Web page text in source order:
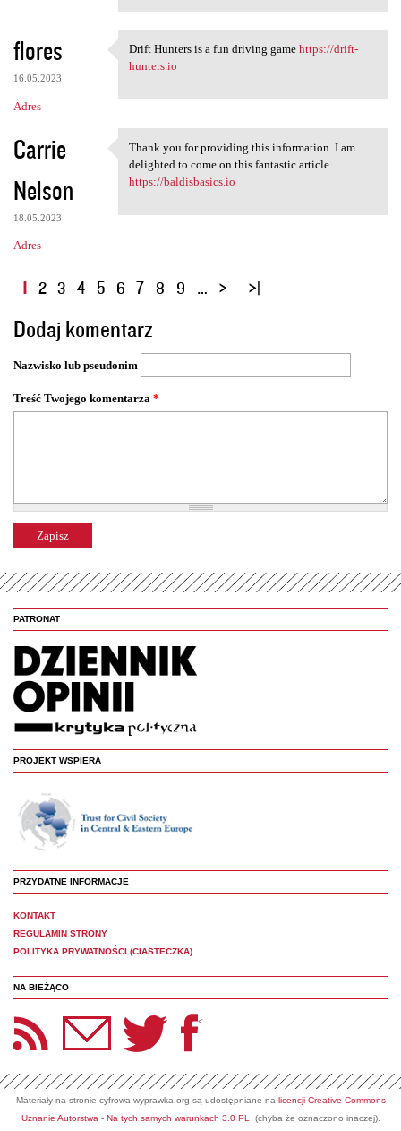
flores
16.05.2023
Adres
Drift Hunters is a fun
Drift Hunters is a fun driving game https://drift-
hunters.io
Carrie
Nelson
18.05.2023
Adres
Thank you for providing this
Thank you for providing this information. I am
delighted to come on this fantastic article.
https://baldisbasics.io
S
r
o
n
y
1 2 3 4 5 6 7 8 9 …
Dodaj komentarz
Nazwisko lub pseudonim
Treść Twojego komentarza *
PATRONAT
PROJEKT WSPIERA
PRZYDATNE INFORMACJE
KONTAKT
REGULAMIN STRONY
POLITYKA PRYWATNOŚCI (CIASTECZKA)
NA BIEŻĄCO
Panoptyka Facebook <
Materiały na stronie cyfrowa-wyprawka.org są udostępniane na licencji Creative Commons
Uznanie Autorstwa - Na tych samych warunkach 3.0 PL(chyba że oznaczono inaczej).